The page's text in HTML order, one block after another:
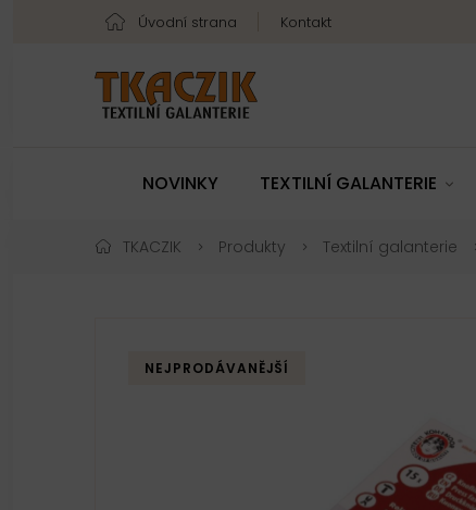
Úvodní strana Kontakt
NOVINKY TEXTILNÍ GALANTERIE
TKACZIK Produkty Textilní galanterie
NEJPRODÁVANĚJŠÍ